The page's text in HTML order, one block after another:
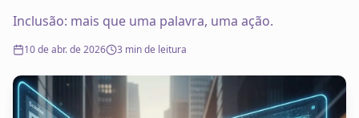
Inclusão: mais que uma palavra, uma ação.
10 de abr. de 2026 3 min de leitura